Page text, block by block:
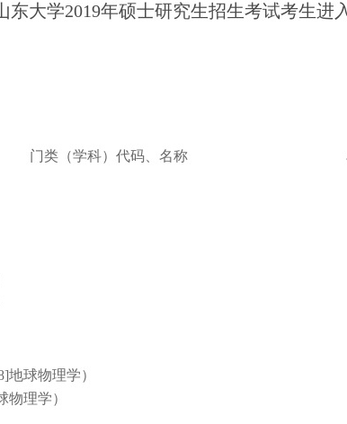
东大学2019年硕士研究生招生考试考生进
门类（学科）代码、名称
地球物理学）
物理学）